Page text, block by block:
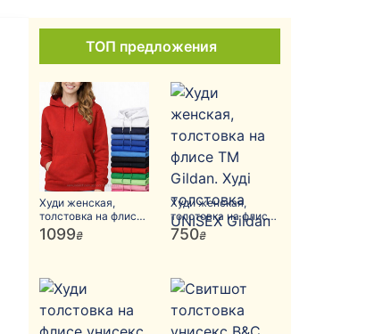
ТОП предложения
Худи женская,
толстовка на флисе
Stedman. Худі
жіноча, толстовка
1099₴
Худи женская,
толстовка на флисе
ТМ Gildan. Худі
толстовка UNISEX
750₴